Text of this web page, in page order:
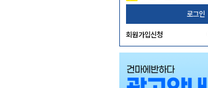
로그인
회원가입신청